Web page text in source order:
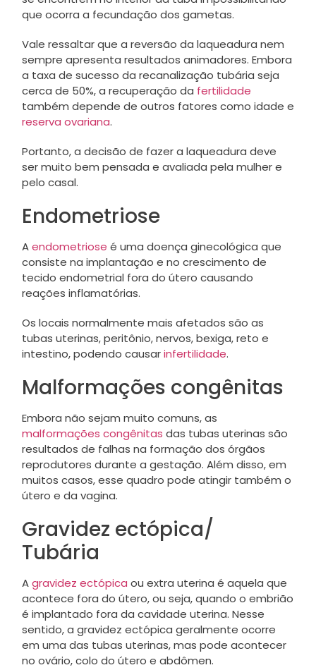
que ocorra a fecundação dos gametas.
Vale ressaltar que a reversão da laqueadura nem
sempre apresenta resultados animadores. Embora
a taxa de sucesso da recanalização tubária seja
cerca de 50%, a recuperação da fertilidade
também depende de outros fatores como idade e
reserva ovariana.
Portanto, a decisão de fazer a laqueadura deve
ser muito bem pensada e avaliada pela mulher e
pelo casal.
Endometriose
Aendometriose é uma doença ginecológica que
consiste na implantação e no crescimento de
tecido endometrial fora do útero causando
reações inflamatórias.
Os locais normalmente mais afetados são as
tubas uterinas, peritônio, nervos, bexiga, reto e
intestino, podendo causarinfertilidade.
Malformações congênitas
Embora não sejam muito comuns, as
malformações congênitas das tubas uterinas são
resultados de falhas na formação dos órgãos
reprodutores durante a gestação. Além disso, em
muitos casos, esse quadro pode atingir também o
útero e da vagina.
Gravidez ectópica/
Tubária
Agravidez ectópica ou extra uterina é aquela que
acontece fora do útero, ou seja, quando o embrião
é implantado fora da cavidade uterina. Nesse
sentido, a gravidez ectópica geralmente ocorre
em uma das tubas uterinas, mas pode acontecer
no ovário, colo do útero e abdômen.